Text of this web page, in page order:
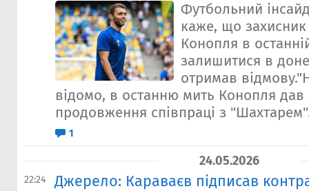
Футбольний
каже, що
Конопля в
залишитися в
отримав
відомо, в останню мить Конопля дав
продовження співпраці з
1
24.05.2026
22:24
Джерело: Караваєв підписав